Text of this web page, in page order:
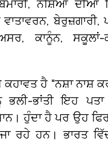
ਨਸ਼ਿਆਂ ਦੀਆਂ
ਵਾਤਾਵਰਨ,
ਕਾਨੂੰਨ, ਸਕੂਲਾਂ-
ਹੈ “ਨਸ਼ਾ ਨਾਸ਼
ਭਾਂਤੀ ਇਹ
ਹੁੰਦਾ ਹੈ ਪਰ ਉਹ
ਰਹੇ ਹਨ। ਭਾਰਤ